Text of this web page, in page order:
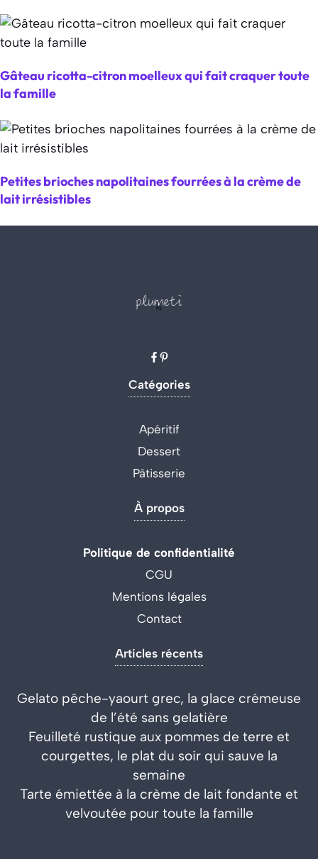
Gâteau ricotta-citron moelleux qui fait craquer toute
la famille
Petites brioches napolitaines fourrées à la crème de
lait irrésistibles
Catégories
Apéritif
Dessert
Pâtisserie
À propos
Politique de confidentialité
CGU
Mentions légales
Contact
Articles récents
Gelato pêche-yaourt grec, la glace crémeuse
de l’été sans gelatière
Feuilleté rustique aux pommes de terre et
courgettes, le plat du soir qui sauve la
semaine
Tarte émiettée à la crème de lait fondante et
velvoutée pour toute la famille